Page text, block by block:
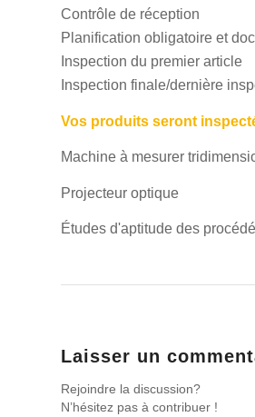
Contrôle de réception
Planification obligatoire et
Inspection du premier article
Inspection finale/dernière
Vos produits seront
Machine à mesurer
Projecteur optique
Études d'aptitude des
Laisser un
Rejoindre la discussion?
N’hésitez pas à contribuer !